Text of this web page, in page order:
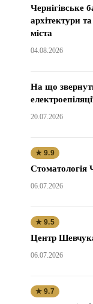
Чернігівське
архітектури
міста
04.08.2026
На що
20.07.2026
★ 9.9
Стоматологія
06.07.2026
★ 9.5
Центр
06.07.2026
★ 9.7